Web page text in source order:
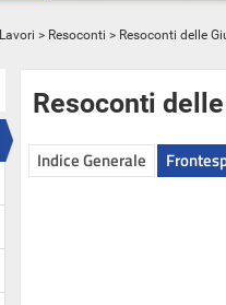
Lavori > Resoconti > Resoconti delle
Resoconti
Indice Generale